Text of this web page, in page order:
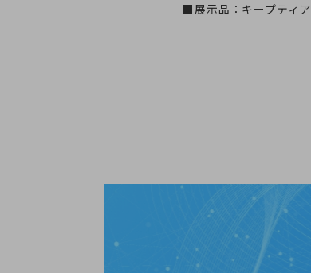
■展示品：キープティア